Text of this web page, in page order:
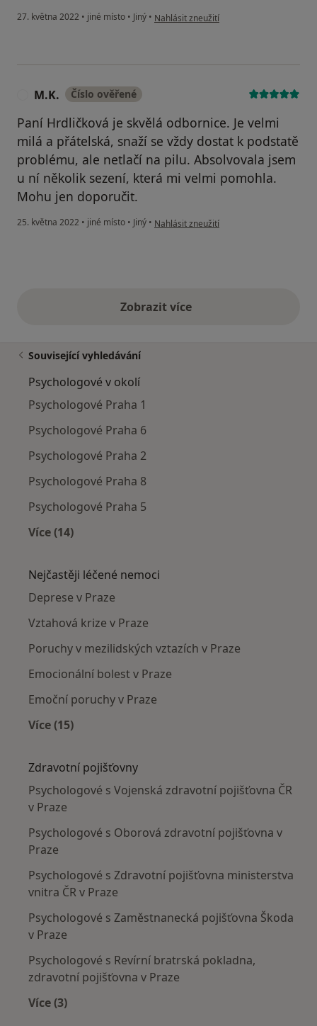
27. května 2022 • jiné místo • Jiný • podle názoru uživatele Alena
Nahlásit zneužití
M.K. Číslo ověřené
Paní Hrdličková je skvělá odbornice. Je velmi
milá a přátelská, snaží se vždy dostat k podstatě
problému, ale netlačí na pilu. Absolvovala jsem
u ní několik sezení, která mi velmi pomohla.
Mohu jen doporučit.
25. května 2022 • jiné místo • Jiný • podle názoru uživatele M.K.
Nahlásit zneužití
Zobrazit vícevýše uvedené názory
Související vyhledávání
Psychologové v okolí
Psychologové Praha 1
Psychologové Praha 6
Psychologové Praha 2
Psychologové Praha 8
Psychologové Praha 5
Více (14)
Nejčastěji léčené nemoci
Deprese v Praze
Vztahová krize v Praze
Poruchy v mezilidských vztazích v Praze
Emocionální bolest v Praze
Emoční poruchy v Praze
Více (15)
Zdravotní pojišťovny
Psychologové s Vojenská zdravotní pojišťovna ČR
v Praze
Psychologové s Oborová zdravotní pojišťovna v
Praze
Psychologové s Zdravotní pojišťovna ministerstva
vnitra ČR v Praze
Psychologové s Zaměstnanecká pojišťovna Škoda
v Praze
Psychologové s Revírní bratrská pokladna,
zdravotní pojišťovna v Praze
Více (3)